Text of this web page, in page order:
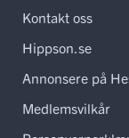
Kontakt oss
Hippson.se
Annonsere på
Medlemsvilkår